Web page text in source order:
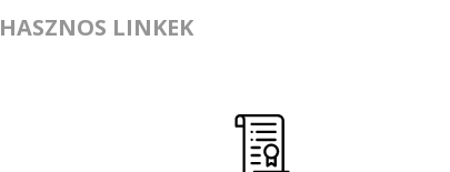
HASZNOS LINKEK